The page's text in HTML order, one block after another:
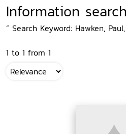
Information
“ Search Keyword: Hawken,
1 to 1 from 1